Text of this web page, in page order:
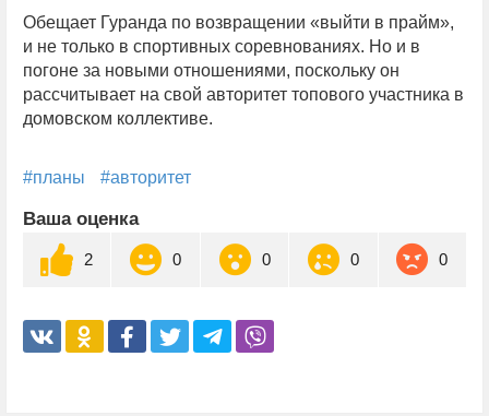
Обещает Гуранда по возвращении «выйти в прайм»,
и не только в спортивных соревнованиях. Но и в
погоне за новыми отношениями, поскольку он
рассчитывает на свой авторитет топового участника в
домовском коллективе.
#планы #авторитет
Ваша оценка
2 0 0 0 0